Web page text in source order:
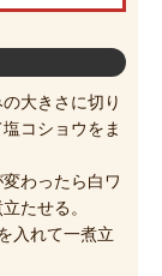
大きさに切り
コショウをま
わったら白ワ
たせる。
入れて一煮立